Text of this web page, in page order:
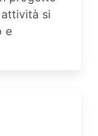
si
e